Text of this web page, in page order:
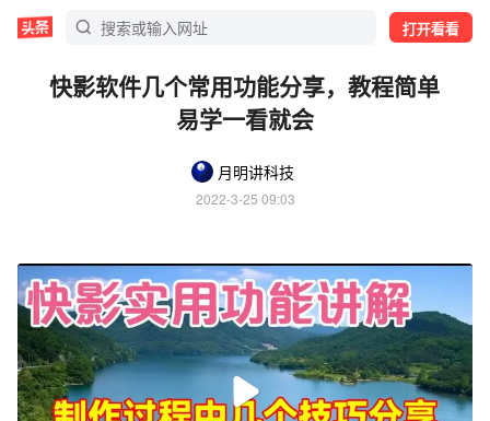
打开看看
快影软件几个常用功能分享，教程简单
易学一看就会
月明讲科技
2022-3-25 09:03